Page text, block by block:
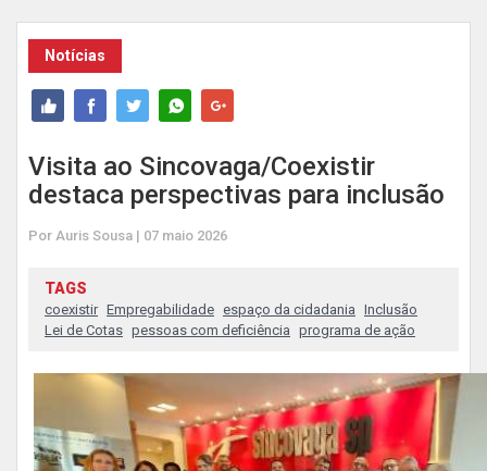
Notícias
Visita ao Sincovaga/Coexistir
destaca perspectivas para inclusão
Por Auris Sousa | 07 maio 2026
TAGS
coexistir Empregabilidade espaço da cidadania Inclusão
Lei de Cotas pessoas com deficiência programa de ação